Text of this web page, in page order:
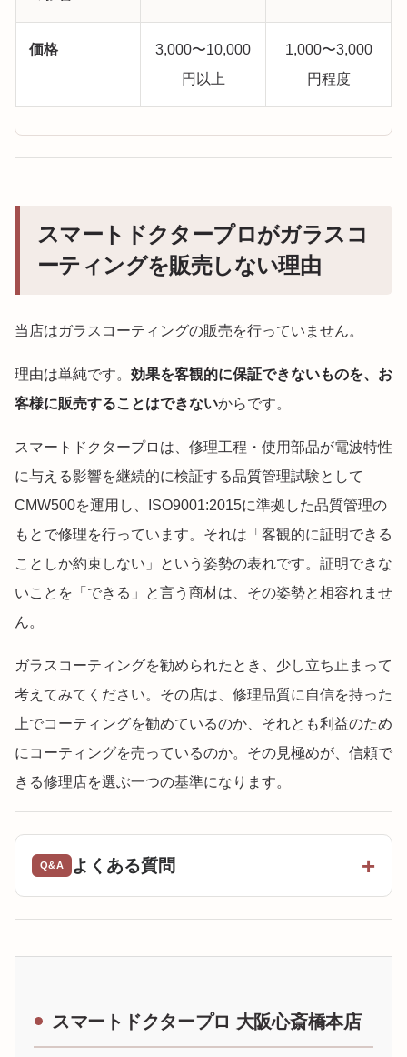
価格
3,000〜10,000
円以上
1,000〜3,000
円程度
スマートドクタープロがガラスコ
ーティングを販売しない理由
当店はガラスコーティングの販売を行っていません。
理由は単純です。 効果を客観的に保証できないものを、お
客様に販売することはできないからです。
スマートドクタープロは、修理工程・使用部品が電波特性
に与える影響を継続的に検証する品質管理試験として
CMW500を運用し、ISO9001:2015に準拠した品質管理の
もとで修理を行っています。それは「客観的に証明できる
ことしか約束しない」という姿勢の表れです。証明できな
いことを「できる」と言う商材は、その姿勢と相容れませ
ん。
ガラスコーティングを勧められたとき、少し立ち止まって
考えてみてください。その店は、修理品質に自信を持った
上でコーティングを勧めているのか、それとも利益のため
にコーティングを売っているのか。その見極めが、信頼で
きる修理店を選ぶ一つの基準になります。
よくある質問
スマートドクタープロ 大阪心斎橋本店